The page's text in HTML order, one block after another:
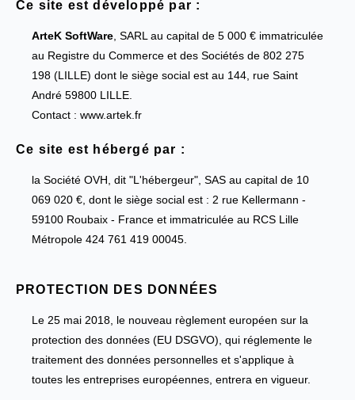
Ce site est développé par :
ArteK SoftWare , SARL au capital de 5 000 € immatriculée
au Registre du Commerce et des Sociétés de 802 275
198 (LILLE) dont le siège social est au 144, rue Saint
André 59800 LILLE.
Contact : www.artek.fr
Ce site est hébergé par :
la Société OVH, dit "L'hébergeur", SAS au capital de 10
069 020 €, dont le siège social est : 2 rue Kellermann -
59100 Roubaix - France et immatriculée au RCS Lille
Métropole 424 761 419 00045.
PROTECTION DES DONNÉES
Le 25 mai 2018, le nouveau règlement européen sur la
protection des données (EU DSGVO), qui réglemente le
traitement des données personnelles et s'applique à
toutes les entreprises européennes, entrera en vigueur.